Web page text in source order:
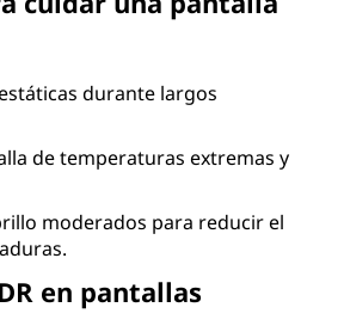
durante largos
de temperaturas extremas y
moderados para reducir el
en pantallas